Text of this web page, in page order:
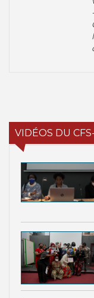
VIDÉOS DU